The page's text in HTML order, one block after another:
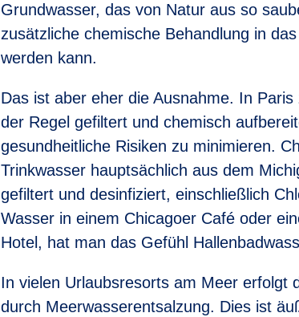
Grundwasser, das von Natur aus so
zusätzliche chemische Behandlung in
werden kann.
Das ist aber eher die Ausnahme. In
der Regel gefiltert und chemisch
gesundheitliche Risiken zu minimieren.
Trinkwasser hauptsächlich aus dem
gefiltert und desinfiziert, einschließlich
Wasser in einem Chicagoer Café oder
Hotel, hat man das Gefühl
In vielen Urlaubsresorts am Meer erfolgt
durch Meerwasserentsalzung. Dies ist